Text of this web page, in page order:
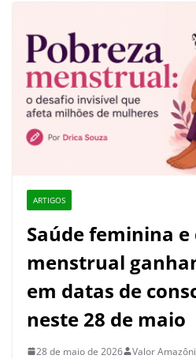
ARTIGOS
Saúde feminina
menstrual
em datas de
neste 28 de maio
28 de maio de 2026 Valor